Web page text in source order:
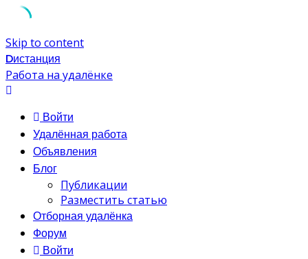
Skip to content
Dистанция
Работа на удалёнке
Войти
Удалённая работа
Объявления
Блог
Публикации
Разместить статью
Отборная удалёнка
Форум
Войти